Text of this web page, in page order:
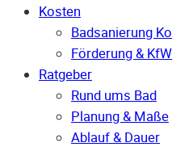
Kosten
Badsanierung
Förderung &
Ratgeber
Rund ums Bad
Planung & Maße
Ablauf & Dauer